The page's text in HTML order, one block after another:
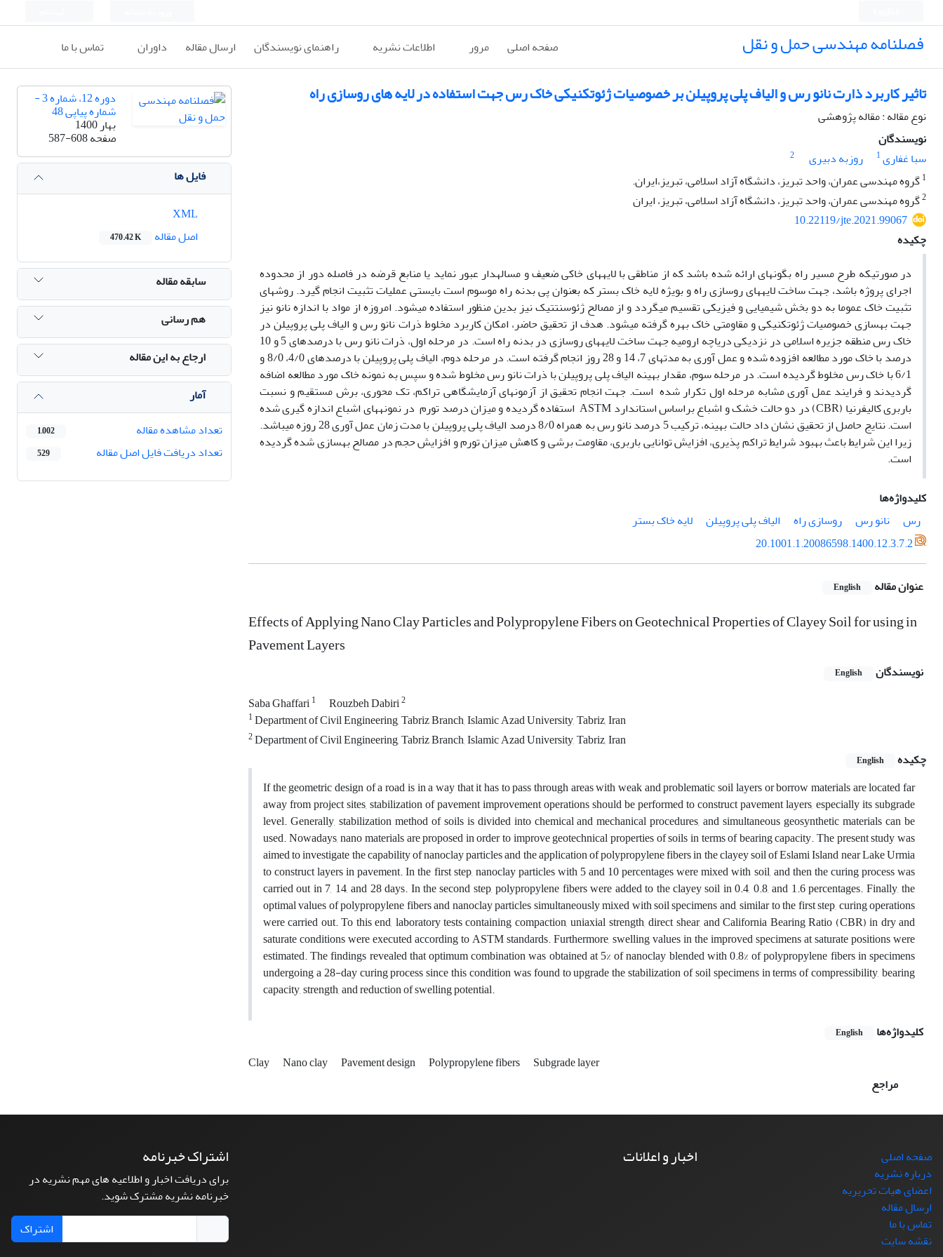
فصلنامه مهندسی حمل و نقل صفحه اصلی مرور اطلاعات نشریه راهنمای نویسندگان ارسال مقاله داوران تماس با ما
تاثیر کاربرد ذارت نانو رس و الیاف پلی پروپیلن بر خصوصیات ژئوتکنیکی خاک رس جهت استفاده در لایه های روسازی راه
نوع مقاله : مقاله پژوهشی
نویسندگان
سبا غفاری1 روزبه دبیری
2
1گروه مهندسی عمران، واحد تبریز، دانشگاه آزاد اسلامی، تبریز،ایران.
2گروه مهندسی عمران، واحد تبریز، دانشگاه آزاد اسلامی، تبریز، ایران
10.22119/jte.2021.99067
چکیده
در صورتیکه طرح مسیر راه بگونه­ای ارائه شده باشد که از مناطقی با لایه­های خاکی ضعیف و مساله­دار عبور نماید یا منابع قرضه در فاصله دور از محدوده
اجرای پروژه باشد، جهت ساخت لایه­های روسازی راه و بویژه لایه خاک بستر که بعنوان پی بدنه راه موسوم است بایستی عملیات تثبیت انجام گیرد. روش­های
تثبیت خاک عموما به دو بخش شیمیایی و فیزیکی تقسیم می­گردد و از مصالح ژئوسنتتیک نیز بدین منظور استفاده می­شود. امروزه از مواد با اندازه نانو نیز
جهت بهسازی خصوصیات ژئوتکنیکی و مقاومتی خاک بهره گرفته می­شود. هدف از تحقیق حاضر، امکان کاربرد مخلوط ذرات نانو رس و الیاف پلی پروپیلن در
خاک رس منطقه جزیره اسلامی در نزدیکی دریاچه ارومیه جهت ساخت لایه­های روسازی در بدنه راه است. در مرحله اول، ذرات نانو رس با درصدهای 5 و 10
درصد با خاک مورد مطالعه افزوده شده و عمل آوری به مدت­های 7، 14 و 28 روز انجام گرفته است. در مرحله دوم، الیاف پلی پروپیلن با درصدهای 4/0، 8/0 و
6/1 با خاک رس مخلوط گردیده است. در مرحله سوم، مقدار بهینه الیاف پلی پروپیلن با ذرات نانو رس مخلوط شده و سپس به نمونه خاک مورد مطالعه اضافه
گردیدند و فرایند عمل آوری مشابه مرحله اول تکرار شده است. جهت انجام تحقیق از آزمون­های آزمایشگاهی تراکم، تک محوری، برش مستقیم و نسبت
باربری کالیفرنیا (CBR) در دو حالت خشک و اشباع براساس استاندارد ASTM استفاده گردیده و میزان درصد تورم در نمونه­های اشباع اندازه گیری شده
است. نتایج حاصل از تحقیق نشان داد حالت بهینه، ترکیب 5 درصد نانو رس به همراه 8/0 درصد الیاف پلی پروپیلن با مدت زمان عمل آوری 28 روزه می­باشد.
زیرا این شرایط باعث بهبود شرایط تراکم پذیری، افزایش توانایی باربری، مقاومت برشی و کاهش میزان تورم و افزایش حجم در مصالح بهسازی شده گردیده
است.
کلیدواژه‌ها
رس
نانو رس روسازی راه الیاف پلی پروپیلن
لایه خاک بستر
20.1001.1.20086598.1400.12.3.7.2
عنوان مقاله English
Effects of Applying Nano Clay Particles and Polypropylene Fibers on Geotechnical Properties of Clayey Soil for using in
Pavement Layers
نویسندگان English
Saba Ghaffari1 Rouzbeh Dabiri2
1Department of Civil Engineering, Tabriz Branch, Islamic Azad University, Tabriz, Iran
2Department of Civil Engineering, Tabriz Branch, Islamic Azad University, Tabriz, Iran
چکیده
English
If the geometric design of a road is in a way that it has to pass through areas with weak and problematic soil layers or borrow materials are located far
away from project sites, stabilization of pavement improvement operations should be performed to construct pavement layers, especially its subgrade
level. Generally, stabilization method of soils is divided into chemical and mechanical procedures, and simultaneous geosynthetic materials can be
used. Nowadays, nano materials are proposed in order to improve geotechnical properties of soils in terms of bearing capacity. The present study was
aimed to investigate the capability of nanoclay particles and the application of polypropylene fibers in the clayey soil of Eslami Island near Lake Urmia
to construct layers in pavement. In the first step, nanoclay particles with 5 and 10 percentages were mixed with soil, and then the curing process was
carried out in 7, 14, and 28 days. In the second step, polypropylene fibers were added to the clayey soil in 0.4, 0.8, and 1.6 percentages. Finally, the
optimal values of polypropylene fibers and nanoclay particles simultaneously mixed with soil specimens and, similar to the first step, curing operations
were carried out. To this end, laboratory tests containing compaction, uniaxial strength, direct shear, and California Bearing Ratio (CBR) in dry and
saturate conditions were executed according to ASTM standards. Furthermore, swelling values in the improved specimens at saturate positions were
estimated. The findings revealed that optimum combination was obtained at 5% of nanoclay blended with 0.8% of polypropylene fibers in specimens
undergoing a 28-day curing process since this condition was found to upgrade the stabilization of soil specimens in terms of compressibility, bearing
capacity, strength, and reduction of swelling potential.
کلیدواژه‌ها
English
Clay Nano clay Pavement design Polypropylene fibers
Subgrade layer
مراجع
دوره 12، شماره 3 -
شماره پیاپی 48
بهار 1400
صفحه587-608
فایل ها
اصل مقاله
470.42 K
سابقه مقاله
هم رسانی
ارجاع به این مقاله
آمار
تعداد مشاهده مقاله
1,002
تعداد دریافت فایل اصل مقاله 529
صفحه اصلی
درباره نشریه
اعضای هیات تحریریه
ارسال مقاله
تماس با ما
نقشه سایت
اخبار و اعلانات اشتراک خبرنامه
برای دریافت اخبار و اطلاعیه های مهم نشریه در
خبرنامه نشریه مشترک شوید.
اشتراک